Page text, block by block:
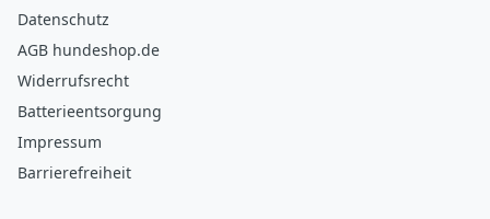
Datenschutz
AGB hundeshop.de
Widerrufsrecht
Batterieentsorgung
Impressum
Barrierefreiheit